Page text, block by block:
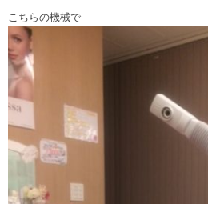
こちらの機械で